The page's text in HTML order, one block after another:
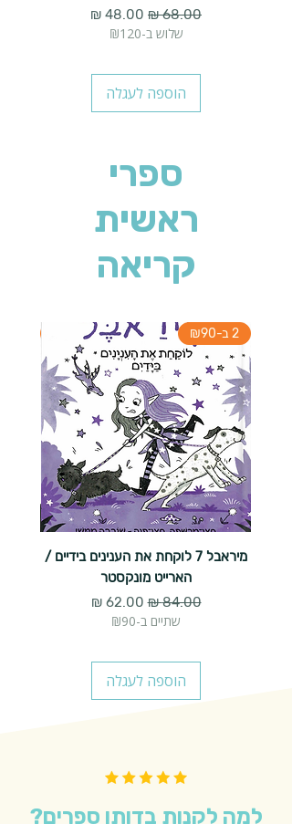
מחיר רגיל מחיר מבצע
שלוש ב-₪120
הוספה לעגלה
ספרי
ראשית
קריאה
2 ב-₪90
מיראבל 7 לוקחת את הענינים בידיים /
הארייט מונקסטר
מחיר רגיל‏84.00 ‏₪ מחיר מבצע
שתיים ב-₪90
הוספה לעגלה
למה לקנות בדותן ספרים?